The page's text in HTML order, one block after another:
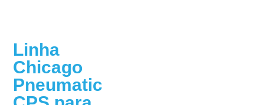
Linha
Chicago
Pneumatic